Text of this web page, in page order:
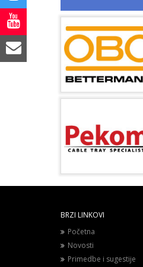
BRZI LINKOVI
Početna
Novosti
Primedbe i sugestije